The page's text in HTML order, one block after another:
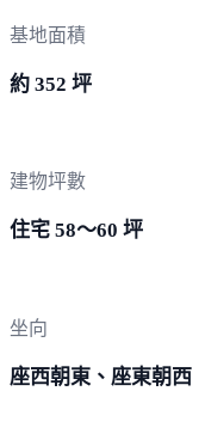
基地面積
約 352 坪
建物坪數
住宅 58～60 坪
坐向
座西朝東、座東朝西